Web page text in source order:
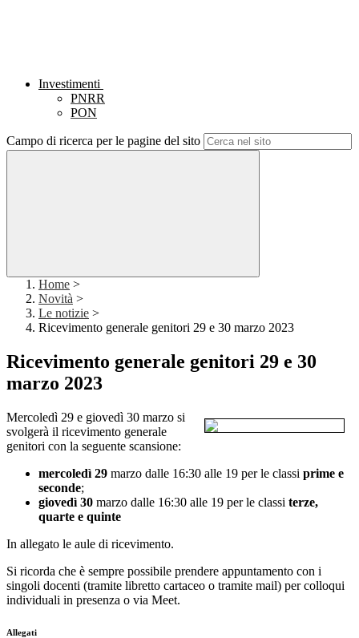
Investimenti
PNRR
PON
Campo di ricerca per le pagine del sito
Home >
Novità >
Le notizie >
Ricevimento generale genitori 29 e 30 marzo 2023
Ricevimento generale genitori 29 e 30
marzo 2023
Mercoledì 29 e giovedì 30 marzo si
svolgerà il ricevimento generale
genitori con la seguente scansione:
mercoledì 29 marzo dalle 16:30 alle 19 per le classi prime e
seconde;
giovedì 30 marzo dalle 16:30 alle 19 per le classi terze,
quarte e quinte
In allegato le aule di ricevimento.
Si ricorda che è sempre possibile prendere appuntamento con i
singoli docenti (tramite libretto cartaceo o tramite mail) per colloqui
individuali in presenza o via Meet.
Allegati